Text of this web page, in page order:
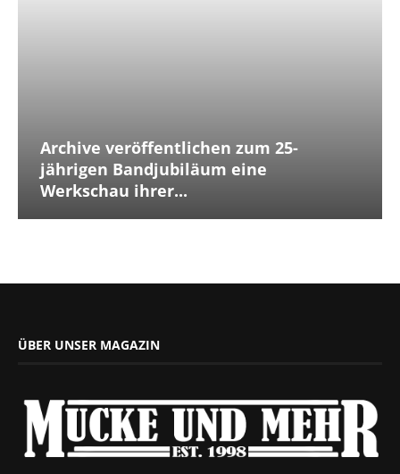
Archive veröffentlichen zum 25-
jährigen Bandjubiläum eine
Werkschau ihrer...
ÜBER UNSER MAGAZIN